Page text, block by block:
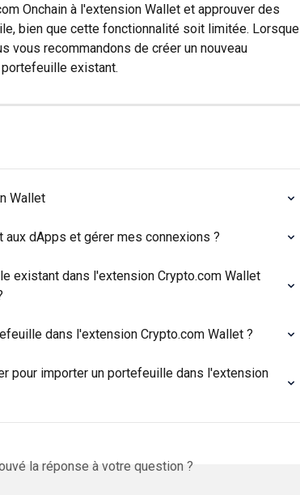
Onchain à l'extension Wallet et approuver des
bien que cette fonctionnalité soit limitée. Lorsque
vous recommandons de créer un nouveau
existant.
Wallet
aux dApps et gérer mes connexions ?
existant dans l'extension Crypto.com Wallet
dans l'extension Crypto.com Wallet ?
pour importer un portefeuille dans l'extension
la réponse à votre question ?